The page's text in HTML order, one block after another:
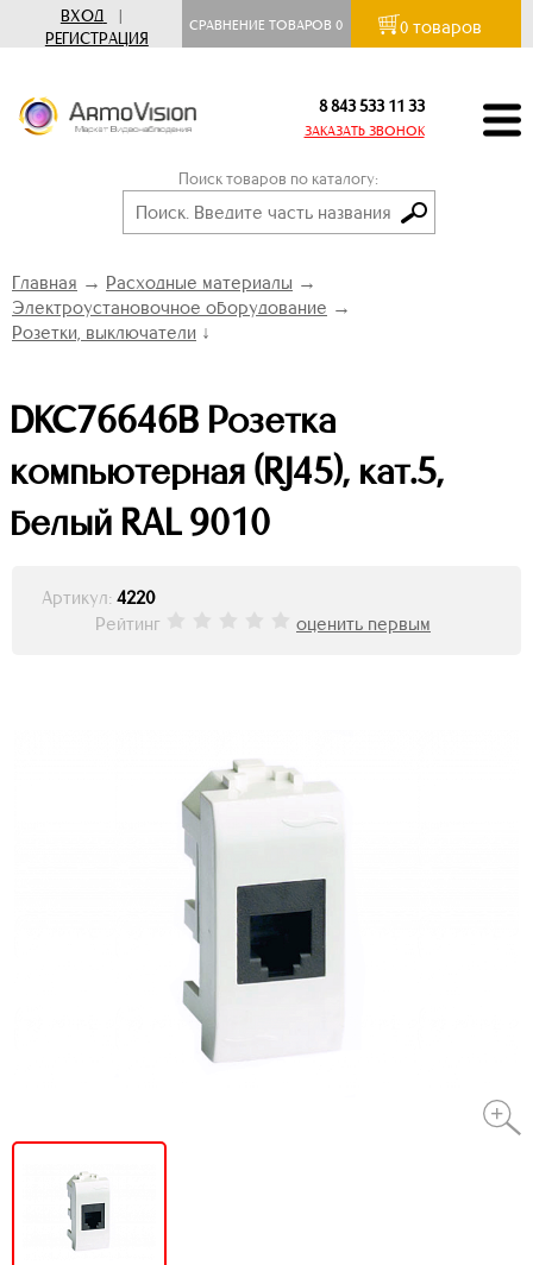
ВХОД
|
РЕГИСТРАЦИЯ
СРАВНЕНИЕ ТОВАРОВ0 0 товаров
8 843 533 11 33
ЗАКАЗАТЬ ЗВОНОК
Поиск товаров по каталогу:
Главная → Расходные материалы →
Электроустановочное оборудование →
Розетки, выключатели ↓
DKC76646B Розетка
компьютерная (RJ45), кат.5,
белый RAL 9010
Артикул: 4220
Рейтинг
оценить первым